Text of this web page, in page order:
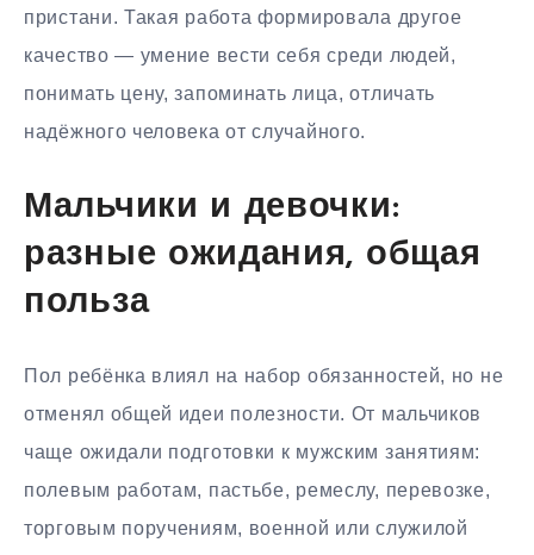
пристани. Такая работа формировала другое
качество — умение вести себя среди людей,
понимать цену, запоминать лица, отличать
надёжного человека от случайного.
Мальчики и девочки:
разные ожидания, общая
польза
Пол ребёнка влиял на набор обязанностей, но не
отменял общей идеи полезности. От мальчиков
чаще ожидали подготовки к мужским занятиям:
полевым работам, пастьбе, ремеслу, перевозке,
торговым поручениям, военной или служилой